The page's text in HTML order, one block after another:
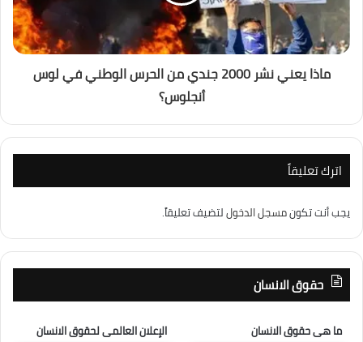
ماذا يعني نشر 2000 جندي من الحرس الوطني في لوس
أنجلوس؟
اترك تعليقاً
يجب أنت تكونمسجل الدخوللتضيف تعليقاً.
حقوق الانسان
ما هى حقوق الانسان الإعلان العالمى لحقوق الانسان